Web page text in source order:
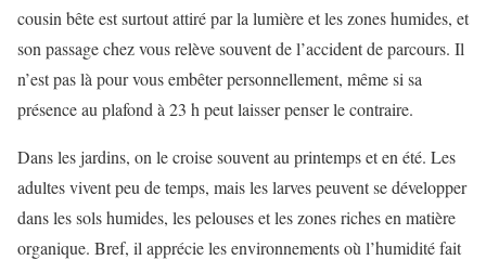
cousin bête est surtout attiré par la lumière et les zones humides, et
son passage chez vous relève souvent de l’accident de parcours. Il
n’est pas là pour vous embêter personnellement, même si sa
présence au plafond à 23 h peut laisser penser le contraire.
Dans les jardins, on le croise souvent au printemps et en été. Les
adultes vivent peu de temps, mais les larves peuvent se développer
dans les sols humides, les pelouses et les zones riches en matière
organique. Bref, il apprécie les environnements où l’humidité fait